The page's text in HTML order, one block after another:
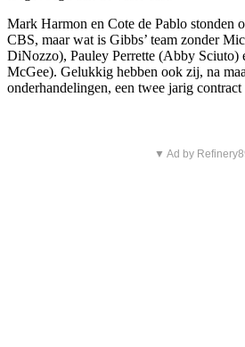
Mark Harmon en Cote de Pablo stonden
CBS, maar wat is Gibbs’ team zonder
DiNozzo), Pauley Perrette (Abby Sciuto)
McGee). Gelukkig hebben ook zij, na
onderhandelingen, een twee jarig contract
▼ Ad by